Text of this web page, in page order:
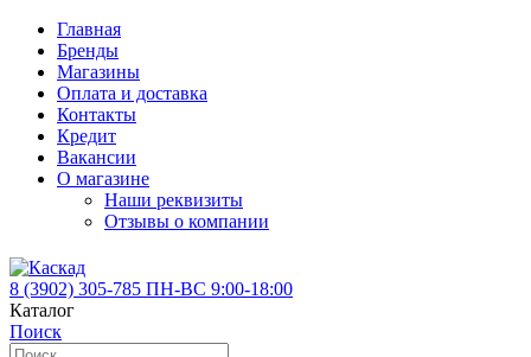
Главная
Бренды
Магазины
Оплата и доставка
Контакты
Кредит
Вакансии
О магазине
Наши реквизиты
Отзывы о компании
8 (3902) 305-785 ПН-ВС 9:00-18:00
Каталог
Поиск